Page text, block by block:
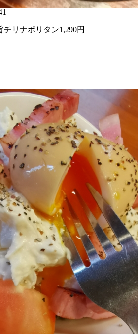
リナポリタン1,290円